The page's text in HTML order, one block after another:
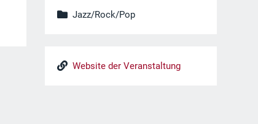
Jazz/Rock/Pop
Website der Veranstaltung